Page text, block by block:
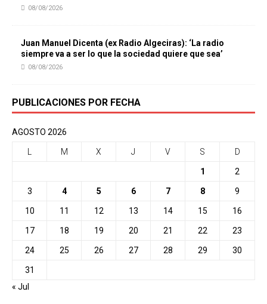
08/08/2026
Juan Manuel Dicenta (ex Radio Algeciras): ‘La radio
siempre va a ser lo que la sociedad quiere que sea’
08/08/2026
PUBLICACIONES POR FECHA
AGOSTO 2026
M X J V S D
1 2
3 4 5 6 7 8 9
10 11 12 13 14 15 16
17 18 19 20 21 22 23
24 25 26 27 28 29 30
31
« Jul